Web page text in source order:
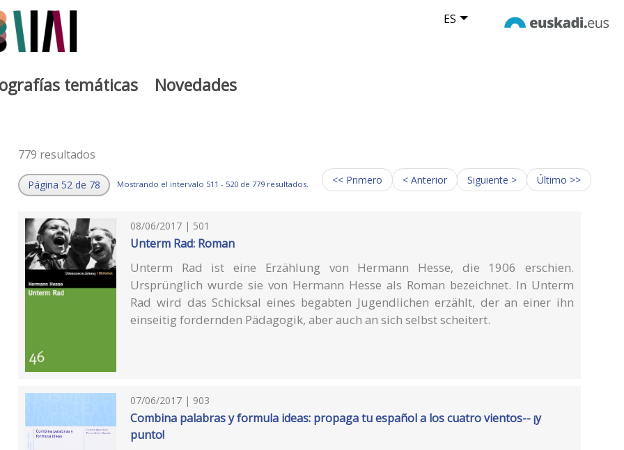
ES
temáticas Novedades
779 resultados
Página 52 de 78 Mostrando el intervalo 511 - 520 de 779 resultados. << Primero < Anterior Siguiente > Último >>
08/06/2017 | 501
Unterm Rad: Roman
Unterm Rad ist eine Erzählung von Hermann Hesse, die 1906 erschien.
Ursprünglich wurde sie von Hermann Hesse als Roman bezeichnet. In Unterm
Rad wird das Schicksal eines begabten Jugendlichen erzählt, der an einer ihn
einseitig fordernden Pädagogik, aber auch an sich selbst scheitert.
07/06/2017 | 903
Combina palabras y formula ideas: propaga tu español a los cuatro vientos-- ¡y
punto!